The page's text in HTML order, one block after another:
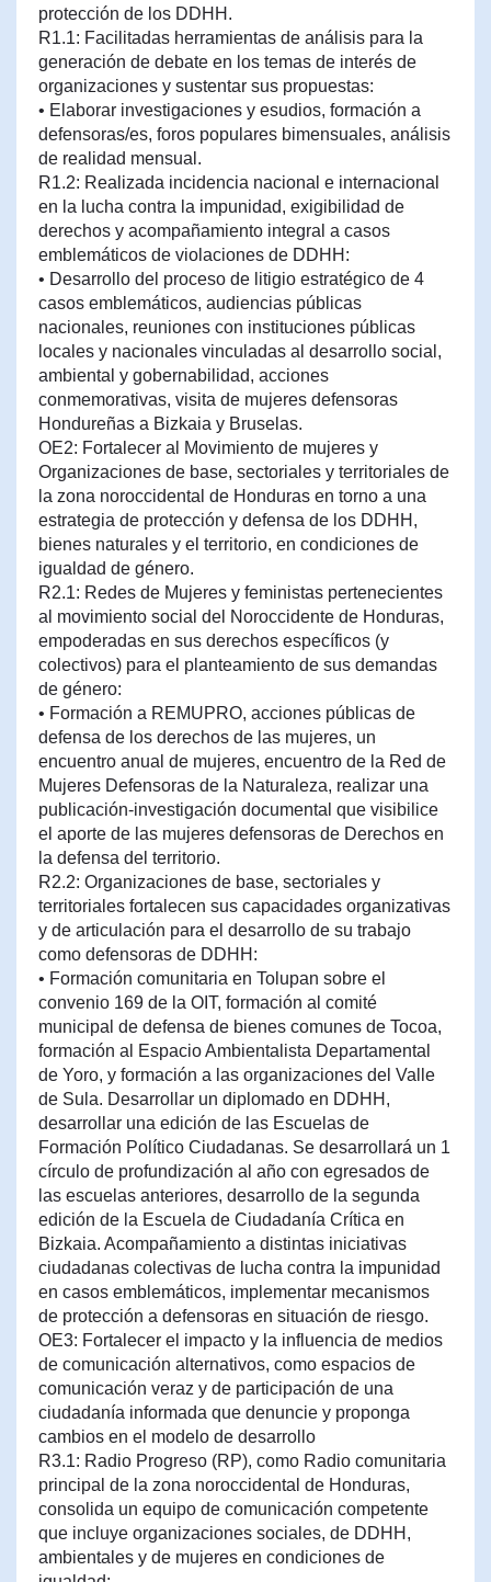
protección de los DDHH.
R1.1: Facilitadas herramientas de análisis para la
generación de debate en los temas de interés de
organizaciones y sustentar sus propuestas:
• Elaborar investigaciones y esudios, formación a
defensoras/es, foros populares bimensuales, análisis
de realidad mensual.
R1.2: Realizada incidencia nacional e internacional
en la lucha contra la impunidad, exigibilidad de
derechos y acompañamiento integral a casos
emblemáticos de violaciones de DDHH:
• Desarrollo del proceso de litigio estratégico de 4
casos emblemáticos, audiencias públicas
nacionales, reuniones con instituciones públicas
locales y nacionales vinculadas al desarrollo social,
ambiental y gobernabilidad, acciones
conmemorativas, visita de mujeres defensoras
Hondureñas a Bizkaia y Bruselas.
OE2: Fortalecer al Movimiento de mujeres y
Organizaciones de base, sectoriales y territoriales de
la zona noroccidental de Honduras en torno a una
estrategia de protección y defensa de los DDHH,
bienes naturales y el territorio, en condiciones de
igualdad de género.
R2.1: Redes de Mujeres y feministas pertenecientes
al movimiento social del Noroccidente de Honduras,
empoderadas en sus derechos específicos (y
colectivos) para el planteamiento de sus demandas
de género:
• Formación a REMUPRO, acciones públicas de
defensa de los derechos de las mujeres, un
encuentro anual de mujeres, encuentro de la Red de
Mujeres Defensoras de la Naturaleza, realizar una
publicación-investigación documental que visibilice
el aporte de las mujeres defensoras de Derechos en
la defensa del territorio.
R2.2: Organizaciones de base, sectoriales y
territoriales fortalecen sus capacidades organizativas
y de articulación para el desarrollo de su trabajo
como defensoras de DDHH:
• Formación comunitaria en Tolupan sobre el
convenio 169 de la OIT, formación al comité
municipal de defensa de bienes comunes de Tocoa,
formación al Espacio Ambientalista Departamental
de Yoro, y formación a las organizaciones del Valle
de Sula. Desarrollar un diplomado en DDHH,
desarrollar una edición de las Escuelas de
Formación Político Ciudadanas. Se desarrollará un 1
círculo de profundización al año con egresados de
las escuelas anteriores, desarrollo de la segunda
edición de la Escuela de Ciudadanía Crítica en
Bizkaia. Acompañamiento a distintas iniciativas
ciudadanas colectivas de lucha contra la impunidad
en casos emblemáticos, implementar mecanismos
de protección a defensoras en situación de riesgo.
OE3: Fortalecer el impacto y la influencia de medios
de comunicación alternativos, como espacios de
comunicación veraz y de participación de una
ciudadanía informada que denuncie y proponga
cambios en el modelo de desarrollo
R3.1: Radio Progreso (RP), como Radio comunitaria
principal de la zona noroccidental de Honduras,
consolida un equipo de comunicación competente
que incluye organizaciones sociales, de DDHH,
ambientales y de mujeres en condiciones de